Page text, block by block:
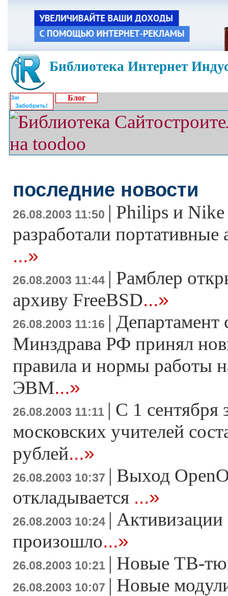
Библиотека Интернет
Забобрить!
Блог
последние новости
26.08.2003 11:50 | Philips и Nike
разработали портативные
...»
26.08.2003 11:44 | Рамблер
архиву FreeBSD...»
26.08.2003 11:16 | Департамент
Минздрава РФ принял
правила и нормы работы
ЭВМ...»
26.08.2003 11:11 | С 1 сентября
московских учителей
рублей...»
26.08.2003 10:37 | Выход
откладывается ...»
26.08.2003 10:24 |
произошло...»
26.08.2003 10:21 | Новые ТВ-
26.08.2003 10:07 | Новые